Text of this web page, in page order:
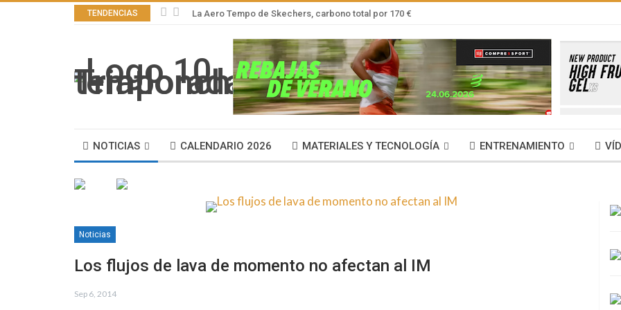
TENDENCIAS La Aero Tempo de Skechers, carbono total por 170 €
NOTICIAS CALENDARIO 2026 MATERIALES Y TECNOLOGÍA ENTRENAMIENTO
Noticias
Los flujos de lava de momento no afectan al IM
Sep 6, 2014